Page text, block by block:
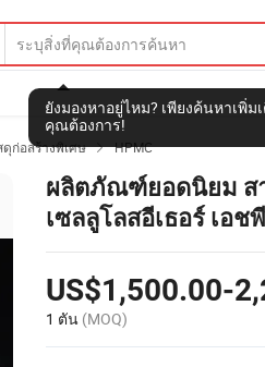
ยังมองหาอยู่ไหม? เพียงค้นหาเพิ่
คุณต้องการ!
ดุก่อสร้างพิเศษ  HPMC
ผลิตภัณฑ์ยอดนิยม ส
เซลลูโลสอีเธอร์ เอช
US$1,500.00-
1 ตัน (MOQ)